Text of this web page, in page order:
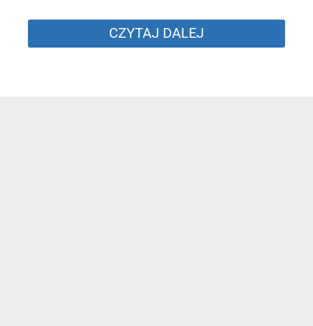
CZYTAJ DALEJ